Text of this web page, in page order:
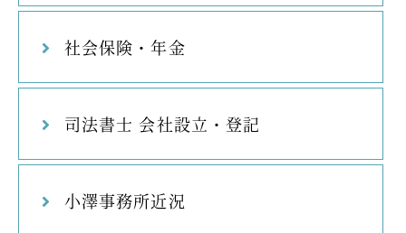
社会保険・年金
司法書士 会社設立・登記
小澤事務所近況